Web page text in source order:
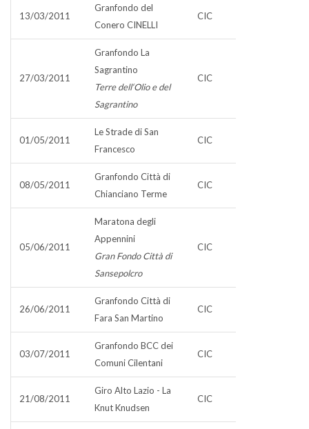
13/03/2011
Granfondo del
Conero CINELLI
CIC
27/03/2011
Granfondo La
Sagrantino
Terre dell‘Olio e del
Sagrantino
CIC
01/05/2011
Le Strade di San
Francesco
CIC
08/05/2011
Granfondo Città di
Chianciano Terme
CIC
05/06/2011
Maratona degli
Appennini
Gran Fondo Città di
Sansepolcro
CIC
26/06/2011
Granfondo Città di
Fara San Martino
CIC
03/07/2011
Granfondo BCC dei
Comuni Cilentani
CIC
21/08/2011
Giro Alto Lazio - La
Knut Knudsen
CIC